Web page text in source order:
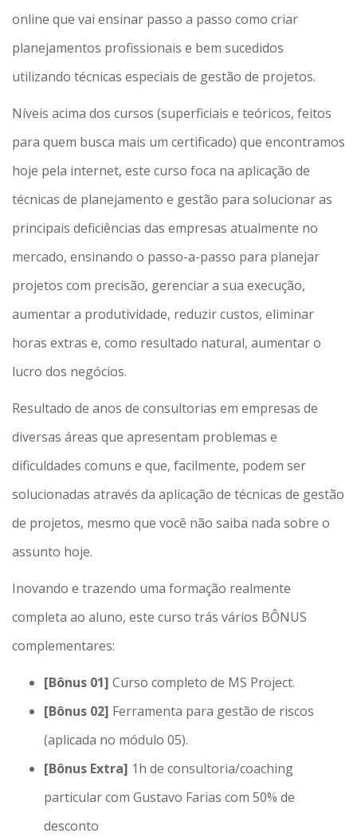
online que vai ensinar passo a passo como criar
planejamentos profissionais e bem sucedidos
utilizando técnicas especiais de gestão de projetos.
Níveis acima dos cursos (superficiais e teóricos, feitos
para quem busca mais um certificado) que encontramos
hoje pela internet, este curso foca na aplicação de
técnicas de planejamento e gestão para solucionar as
principais deficiências das empresas atualmente no
mercado, ensinando o passo-a-passo para planejar
projetos com precisão, gerenciar a sua execução,
aumentar a produtividade, reduzir custos, eliminar
horas extras e, como resultado natural, aumentar o
lucro dos negócios.
Resultado de anos de consultorias em empresas de
diversas áreas que apresentam problemas e
dificuldades comuns e que, facilmente, podem ser
solucionadas através da aplicação de técnicas de gestão
de projetos, mesmo que você não saiba nada sobre o
assunto hoje.
Inovando e trazendo uma formação realmente
completa ao aluno, este curso trás vários BÔNUS
complementares:
[Bônus 01] Curso completo de MS Project.
[Bônus 02] Ferramenta para gestão de riscos
(aplicada no módulo 05).
[Bônus Extra] 1h de consultoria/coaching
particular com Gustavo Farias com 50% de
desconto